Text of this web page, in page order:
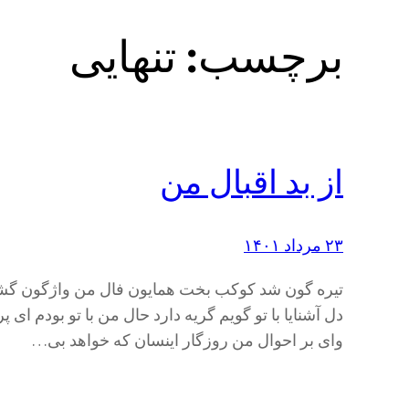
برچسب: تنهایی
از بد اقبال من
۲۳ مرداد ۱۴۰۱
تیره گون شد کوکب بخت همایون فال من واژگون
دل آشنایا با تو گویم گریه دارد حال من با تو
وای بر احوال من روزگار اینسان که خواهد بی…